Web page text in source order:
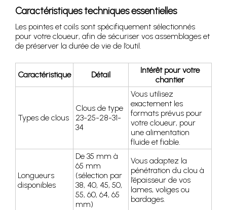
Caractéristiques techniques essentielles
Les pointes et coils sont spécifiquement sélectionnés
pour votre cloueur, afin de sécuriser vos assemblages et
de préserver la durée de vie de l’outil.
Caractéristique Détail
Intérêt pour votre
chantier
Types de clous
Clous de type
23-25-28-31-
34
Vous utilisez
exactement les
formats prévus pour
votre cloueur, pour
une alimentation
fluide et fiable.
Longueurs
disponibles
De 35 mm à
65 mm
(sélection par
38, 40, 45, 50,
55, 60, 64, 65
mm)
Vous adaptez la
pénétration du clou à
l’épaisseur de vos
lames, voliges ou
bardages.